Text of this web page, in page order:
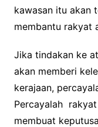
kawasan itu akan
membantu rakyat
Jika tindakan ke
akan memberi
kerajaan,
Percayalah
membuat